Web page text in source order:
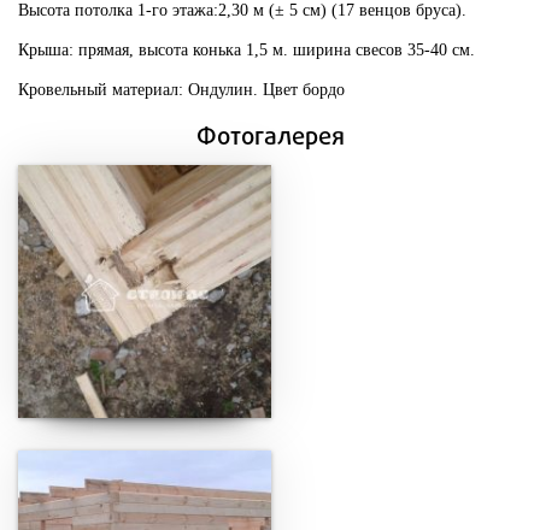
Высота потолка 1-го этажа:2,30 м (± 5 см) (17 венцов бруса).
Крыша: прямая, высота конька 1,5 м. ширина свесов 35-40 см.
Кровельный материал: Ондулин. Цвет бордо
Фотогалерея